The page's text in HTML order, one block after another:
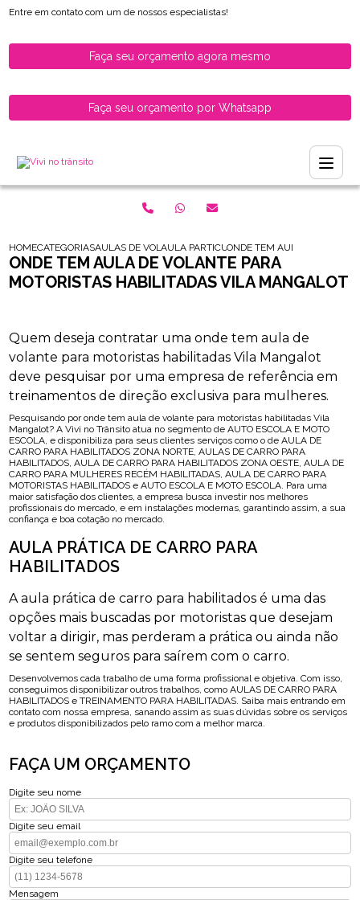
Entre em contato com um de nossos especialistas!
Faça seu orçamento agora mesmo
Faça seu orçamento por Whatsapp
HOMECATEGORIASAULAS DE VOLANTE PARA HABILITADOS
AULA PARTICULAR DE VOLANTE PARA
ONDE TEM AULA DE
ONDE TEM AULA DE VOLANTE PARA
MOTORISTAS HABILITADAS VILA MANGALOT
Quem deseja contratar uma onde tem aula de
volante para motoristas habilitadas Vila Mangalot
deve pesquisar por uma empresa de referência em
treinamentos de direção exclusiva para mulheres.
Pesquisando por onde tem aula de volante para motoristas habilitadas Vila
Mangalot? A Vivi no Trânsito atua no segmento de AUTO ESCOLA E MOTO
ESCOLA, e disponibiliza para seus clientes serviços como o de AULA DE
CARRO PARA HABILITADOS ZONA NORTE, AULAS DE CARRO PARA
HABILITADOS, AULA DE CARRO PARA HABILITADOS ZONA OESTE, AULA DE
CARRO PARA MULHERES RECÉM HABILITADAS, AULA DE CARRO PARA
MOTORISTAS HABILITADOS e AUTO ESCOLA E MOTO ESCOLA. Para uma
maior satisfação dos clientes, a empresa busca investir nos melhores
profissionais do mercado, e em instalações modernas, garantindo assim, a sua
confiança e boa cotação no mercado.
AULA PRÁTICA DE CARRO PARA
HABILITADOS
A aula prática de carro para habilitados é uma das
opções mais buscadas por motoristas que desejam
voltar a dirigir, mas perderam a prática ou ainda não
se sentem seguros para saírem com o carro.
Desenvolvemos cada trabalho de uma forma profissional e objetiva. Com isso,
conseguimos disponibilizar outros trabalhos, como AULAS DE CARRO PARA
HABILITADOS e TREINAMENTO PARA HABILITADAS. Saiba mais entrando em
contato com nossa empresa, sanando assim as suas dúvidas sobre os serviços
e produtos disponibilizados pelo ramo com a melhor marca.
FAÇA UM ORÇAMENTO
Digite seu nome
Digite seu email
Digite seu telefone
Mensagem